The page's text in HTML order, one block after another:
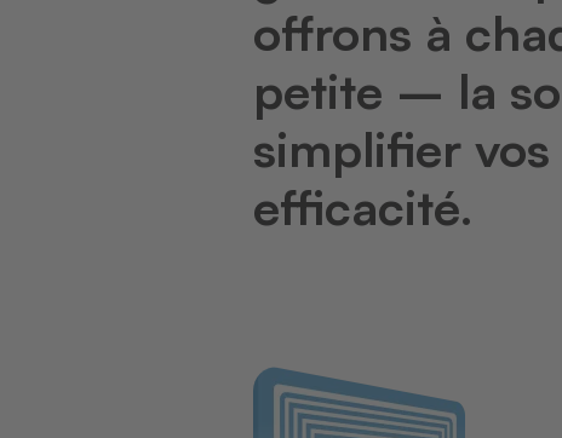
offrons à
petite – la
simplifier
efficacité.